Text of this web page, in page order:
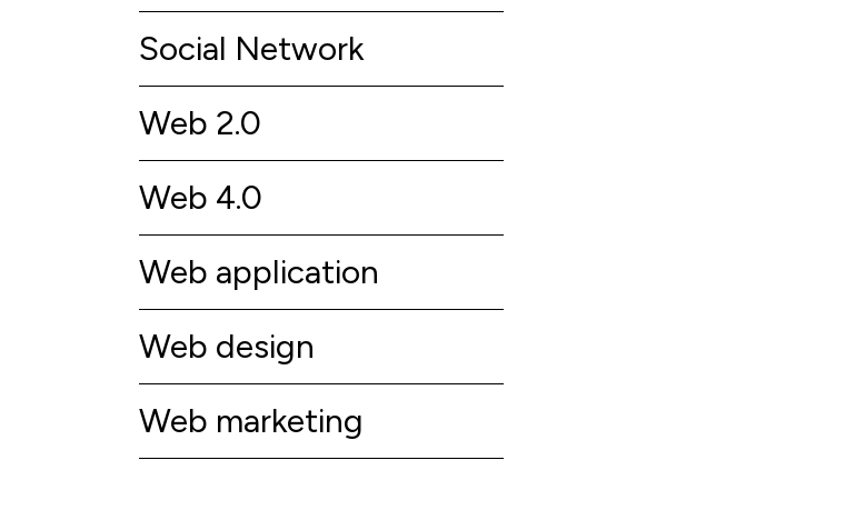
Social Network
Web 2.0
Web 4.0
Web application
Web design
Web marketing